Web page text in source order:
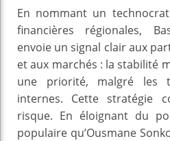
En nommant un
financières régionales,
envoie un signal clair aux
et aux marchés : la stabilité
une priorité, malgré les
internes. Cette stratégie
risque. En éloignant du
populaire qu’Ousmane